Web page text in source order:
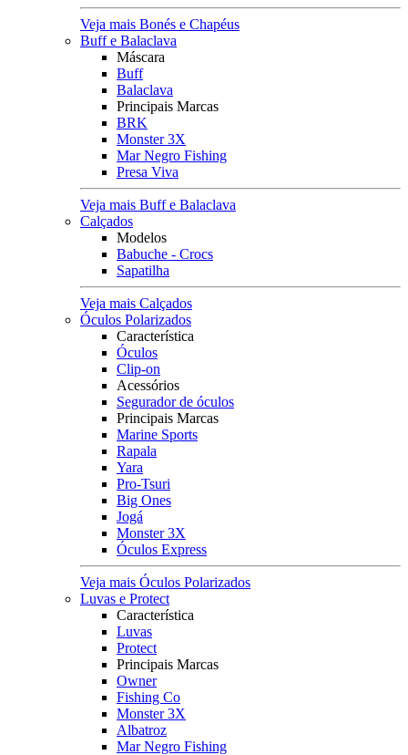
Veja mais Bonés e Chapéus
Buff e Balaclava
Máscara
Buff
Balaclava
Principais Marcas
BRK
Monster 3X
Mar Negro Fishing
Presa Viva
Veja mais Buff e Balaclava
Calçados
Modelos
Babuche - Crocs
Sapatilha
Veja mais Calçados
Óculos Polarizados
Característica
Óculos
Clip-on
Acessórios
Segurador de óculos
Principais Marcas
Marine Sports
Rapala
Yara
Pro-Tsuri
Big Ones
Jogá
Monster 3X
Óculos Express
Veja mais Óculos Polarizados
Luvas e Protect
Característica
Luvas
Protect
Principais Marcas
Owner
Fishing Co
Monster 3X
Albatroz
Mar Negro Fishing